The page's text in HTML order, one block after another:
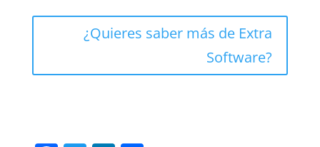
¿Quieres saber más de Extra
Software?